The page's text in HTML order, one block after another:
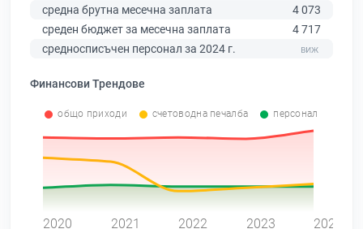
средна брутна месечна заплата
4 073
среден бюджет за месечна заплата
4 717
средносписъчен персонал за 2024 г.
Финансови Трендове
общо приходи счетоводна печалба персонал
2020 2021 2022 2023 2024